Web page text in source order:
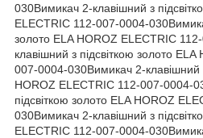
030Вимикач 2-клавішний з
ELECTRIC 112-007-0004-
золото ELA HOROZ ELECTRIC
клавішний з підсвіткою золото
007-0004-030Вимикач 2-клавішний
HOROZ ELECTRIC 112-007-0004-
підсвіткою золото ELA HOROZ
030Вимикач 2-клавішний з
ELECTRIC 112-007-0004-